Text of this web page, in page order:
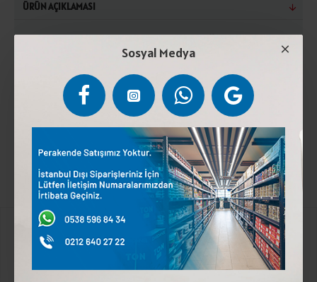
Sosyal Medya
ÜRÜN AÇIKLAMASI
Beyaz peynir, kaşar peyniri, su, tereyağı, emülsifiye
edici tuzlar (E452, E339) ve koruyucu (potasyum
sorbat). Kuru maddede süt yağı oranı kütlede en az
%25tir.Buzdolabında (4°C) ile (+10°C) arasında
muhafaza ediniz. Laktoz içeriir.
Kurumsal
Üyelik İşlemleri